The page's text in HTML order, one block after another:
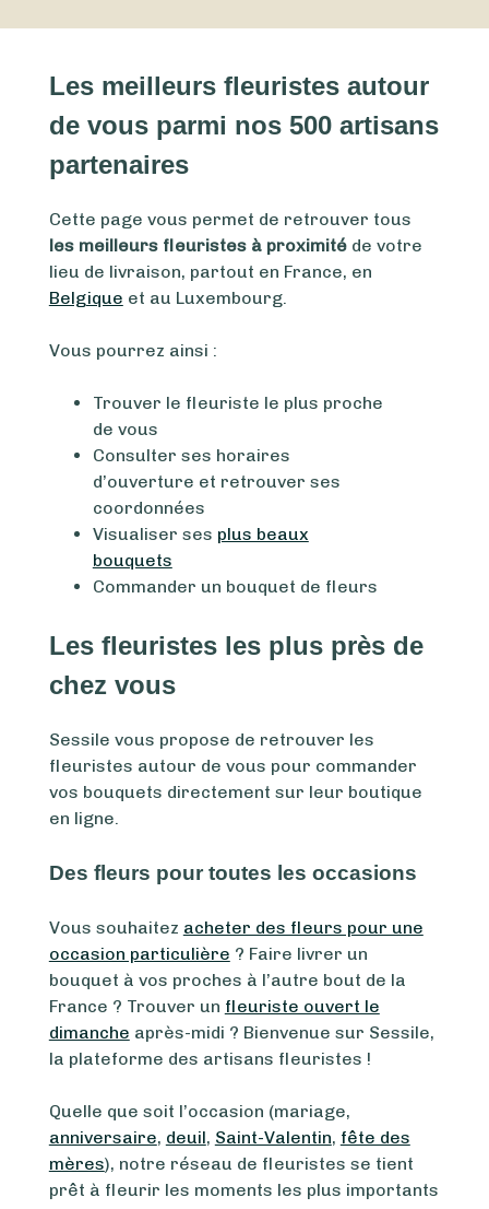
Les meilleurs fleuristes autour
de vous parmi nos 500 artisans
partenaires
Cette page vous permet de retrouver tous
les meilleurs fleuristes à proximité de votre
lieu de livraison, partout en France, en
Belgique et au Luxembourg.
Vous pourrez ainsi :
Trouver le fleuriste le plus proche
de vous
Consulter ses horaires
d’ouverture et retrouver ses
coordonnées
Visualiser ses plus beaux
bouquets
Commander un bouquet de fleurs
Les fleuristes les plus près de
chez vous
Sessile vous propose de retrouver les
fleuristes autour de vous pour commander
vos bouquets directement sur leur boutique
en ligne.
Des fleurs pour toutes les occasions
Vous souhaitez acheter des fleurs pour une
occasion particulière ? Faire livrer un
bouquet à vos proches à l’autre bout de la
France ? Trouver un fleuriste ouvert le
dimanche après-midi ? Bienvenue sur Sessile,
la plateforme des artisans fleuristes !
Quelle que soit l’occasion (mariage,
anniversaire, deuil, Saint-Valentin, fête des
mères), notre réseau de fleuristes se tient
prêt à fleurir les moments les plus importants